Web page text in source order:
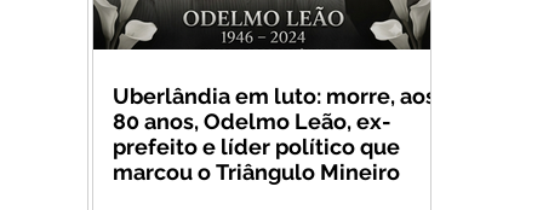
Uberlândia em luto: morre, aos
80 anos, Odelmo Leão, ex-
prefeito e líder político que
marcou o Triângulo Mineiro